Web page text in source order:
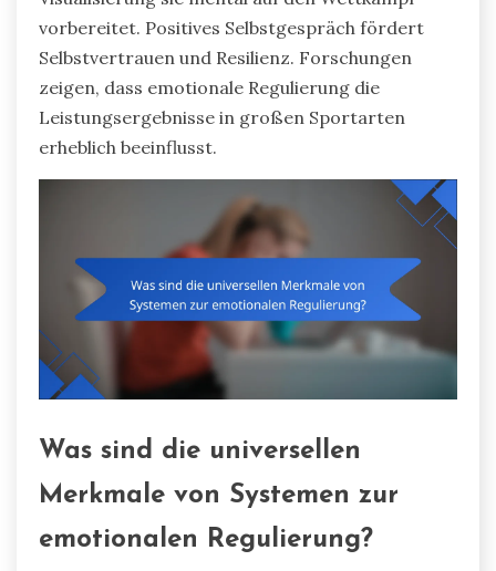
vorbereitet. Positives Selbstgespräch fördert
Selbstvertrauen und Resilienz. Forschungen
zeigen, dass emotionale Regulierung die
Leistungsergebnisse in großen Sportarten
erheblich beeinflusst.
Was sind die universellen
Merkmale von Systemen zur
emotionalen Regulierung?